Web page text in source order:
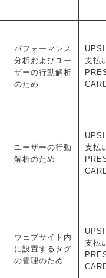
パフォーマンス
分析およびユー
ザーの行動解析
のため
支払
ユーザーの行動
解析のため
支払
ウェブサイト内
に設置するタグ
の管理のため
支払